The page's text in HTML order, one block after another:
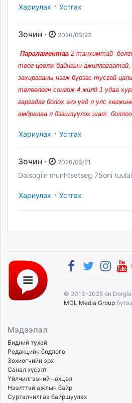
Хариулах · Устгах
Зочин · 2026/05/22
Параламентаа 2 танхимтай
тоог цөөлж байнгын
захиргааны нэгж бүрээс тусгай
төлөөлөгч сонгож 4 жилд 1 удаа
гаргадаг болох энэ үед л улс
амдралаа л дээшлүүлэх шат боллоо
Хариулах · Устгах
Зочин · 2026/05/21
Daisogiin munhtsetseg 75oni
Хариулах · Устгах
© 2013-2026 он
MGL Media Group
Мэдээлэл
Бидний тухай
Редакцийн бодлого
Зохиогчийн эрх
Санал хүсэлт
Үйлчилгээний нөхцөл
Нээлттэй ажлын байр
Сурталчилгаа байршуулах